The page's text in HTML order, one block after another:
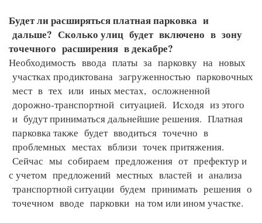
Будет ли расширяться платная парковка и
дальше? Сколько улиц будет включено в зону
точечного расширения в декабре?
Необходимость ввода платы за парковку на новых
участках продиктована загруженностью парковочных
мест в тех или иных местах, осложненной
дорожно-транспортной ситуацией. Исходя из этого
и будут приниматься дальнейшие решения. Платная
парковка также будет вводиться точечно в
проблемных местах вблизи точек притяжения.
Сейчас мы собираем предложения от префектур и
с учетом предложений местных властей и анализа
транспортной ситуации будем принимать решения о
точечном вводе парковки на том или ином участке.